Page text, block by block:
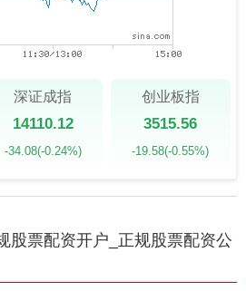
深证成指
14110.12
-34.08(-0.24%)
创业板指
3515.56
-19.58(-0.55%)
股票配资开户_正规股票配资公